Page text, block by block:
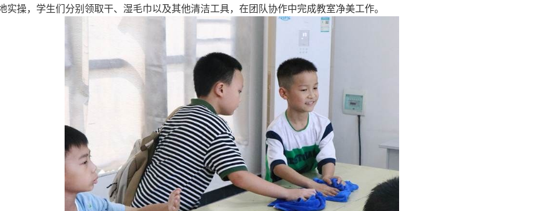
实操，学生们分别领取干、湿毛巾以及其他清洁工具，在团队协作中完成教室净美工作。